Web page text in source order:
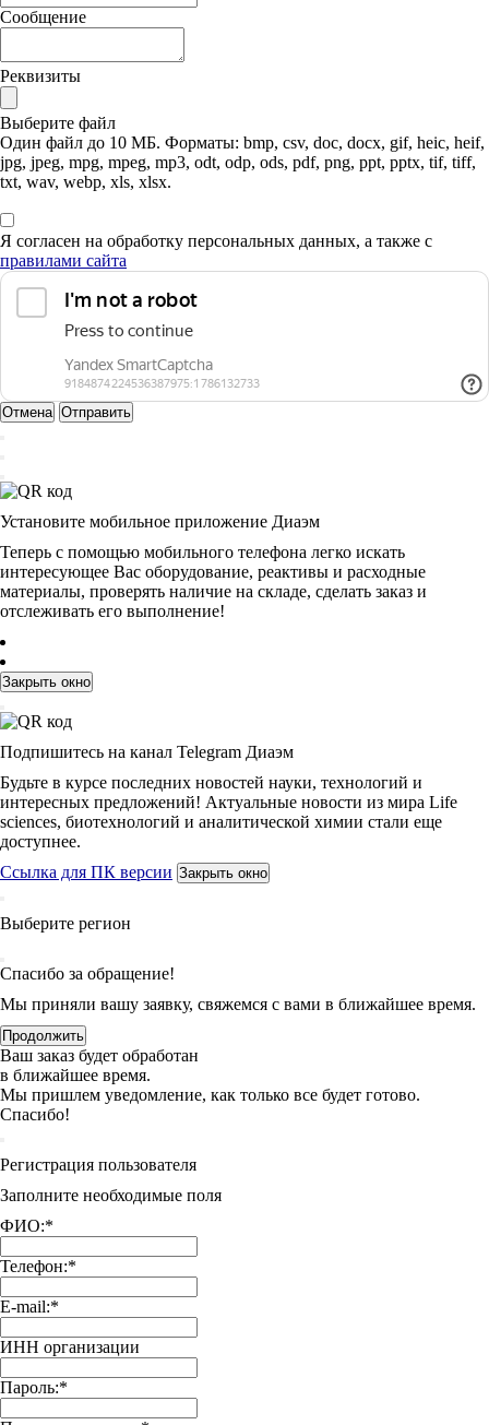
Сообщение
Реквизиты
Выберите файл
Один файл до 10 МБ. Форматы: bmp, csv, doc, docx, gif, heic, heif,
jpg, jpeg, mpg, mpeg, mp3, odt, odp, ods, pdf, png, ppt, pptx, tif, tiff,
txt, wav, webp, xls, xlsx.
Я согласен на обработку персональных данных, а также с
правилами сайта
Отмена Отправить
Установите мобильное приложение Диаэм
Теперь с помощью мобильного телефона легко искать
интересующее Вас оборудование, реактивы и расходные
материалы, проверять наличие на складе, сделать заказ и
отслеживать его выполнение!
Закрыть окно
Подпишитесь на канал Telegram Диаэм
Будьте в курсе последних новостей науки, технологий и
интересных предложений! Актуальные новости из мира Life
sciences, биотехнологий и аналитической химии стали еще
доступнее.
Ссылка для ПК версии Закрыть окно
Выберите регион
Спасибо за обращение!
Мы приняли вашу заявку, свяжемся с вами в ближайшее время.
Продолжить
Ваш заказ будет обработан
в ближайшее время.
Мы пришлем уведомление, как только все будет готово.
Спасибо!
Регистрация пользователя
Заполните необходимые поля
ФИО:*
Телефон:*
E-mail:*
ИНН организации
Пароль:*